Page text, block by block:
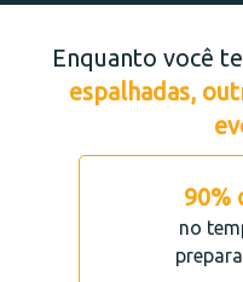
Enquanto você
espalhadas,
90%
no